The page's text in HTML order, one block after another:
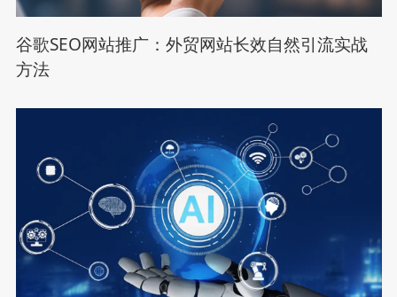
谷歌SEO网站推广：外贸网站长效自然引流实战
方法